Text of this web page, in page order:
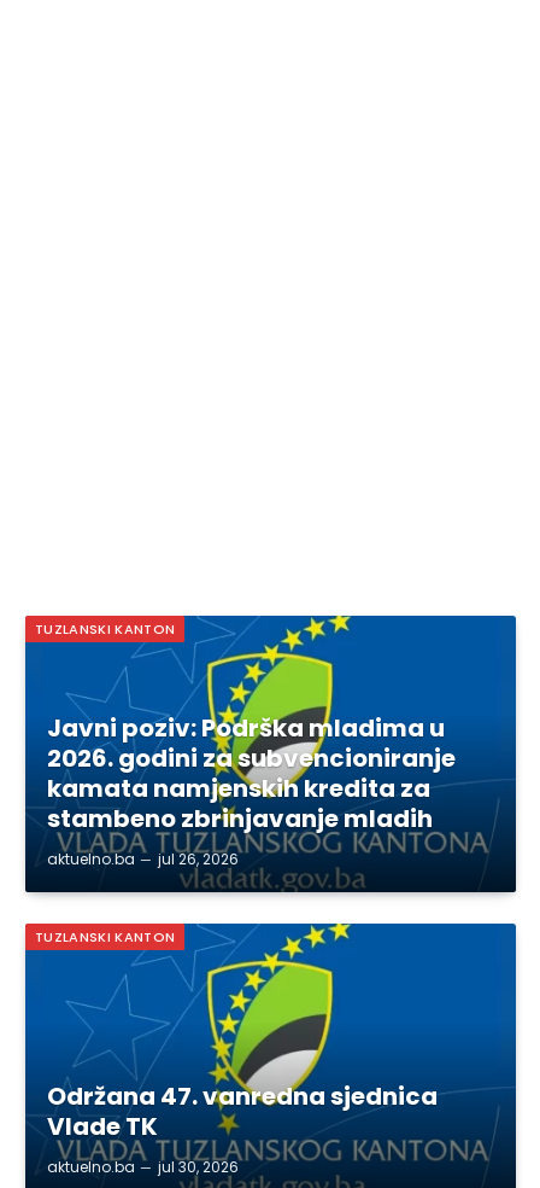
TUZLANSKI KANTON
Javni poziv: Podrška mladima u
2026. godini za subvencioniranje
kamata namjenskih kredita za
stambeno zbrinjavanje mladih
aktuelno.ba jul 26, 2026
TUZLANSKI KANTON
Održana 47. vanredna sjednica
Vlade TK
aktuelno.ba jul 30, 2026